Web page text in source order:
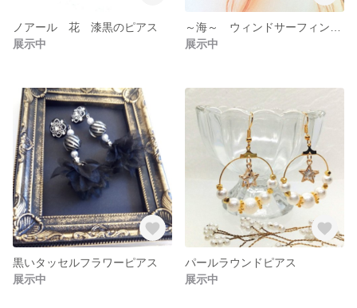
ノアール 花 漆黒のピアス
展示中
展示中
黒いタッセルフラワーピアス
展示中
パールラウンドピアス
展示中